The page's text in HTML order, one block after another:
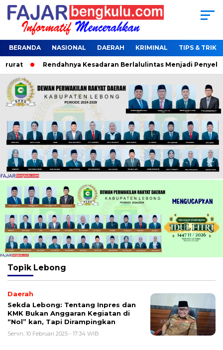
BERANDA NASIONAL DAERAH KRIMINAL TIPS & TRIK
Rendahnya Kesadaran Berlalulintas Menjadi
Topik Lebong
Daerah
Sekda Lebong: Tentang Inpres dan
KMK Bukan Anggaran Kegiatan di
“Nol” kan, Tapi Dirampingkan
Senin, 10 Februari 2025 - 17:34 WIB